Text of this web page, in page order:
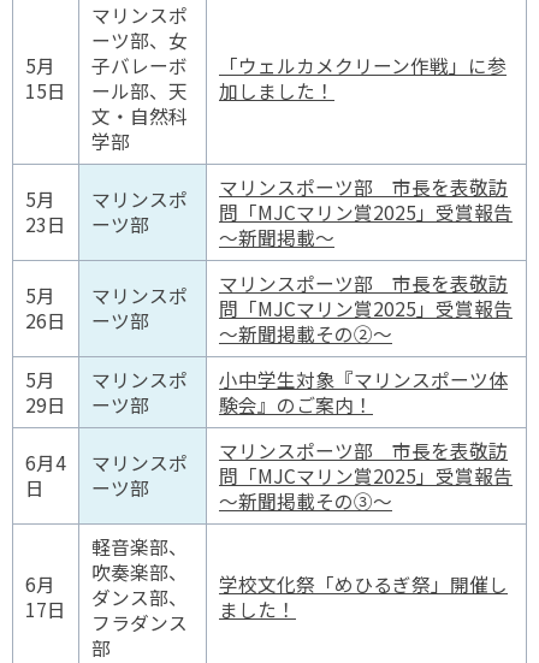
5月
15日
マリンスポ
ーツ部、女
子バレーボ
ール部、天
文・自然科
学部
「ウェルカメクリーン作戦」に参
加しました！
5月
23日
マリンスポ
ーツ部
マリンスポーツ部 市長を表敬訪
問「MJCマリン賞2025」受賞報告
～新聞掲載～
5月
26日
マリンスポ
ーツ部
マリンスポーツ部 市長を表敬訪
問「MJCマリン賞2025」受賞報告
～新聞掲載その②～
5月
29日
マリンスポ
ーツ部
小中学生対象『マリンスポーツ体
験会』のご案内！
6月4
日
マリンスポ
ーツ部
マリンスポーツ部 市長を表敬訪
問「MJCマリン賞2025」受賞報告
～新聞掲載その③～
6月
17日
軽音楽部、
吹奏楽部、
ダンス部、
フラダンス
部
学校文化祭「めひるぎ祭」開催し
ました！